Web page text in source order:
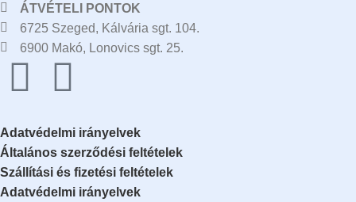
ÁTVÉTELI PONTOK
6725 Szeged, Kálvária sgt. 104.​
6900 Makó, Lonovics sgt. 25.
Adatvédelmi irányelvek
Általános szerződési feltételek
Szállítási és fizetési feltételek
Adatvédelmi irányelvek